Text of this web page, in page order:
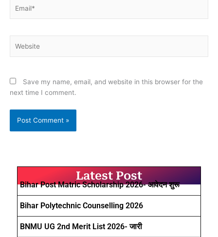
Save my name, email, and website in this browser for the
next time I comment.
Latest Post
Bihar Post Matric Scholarship 2026- आवेदन शुरू
Bihar Polytechnic Counselling 2026
BNMU UG 2nd Merit List 2026- जारी